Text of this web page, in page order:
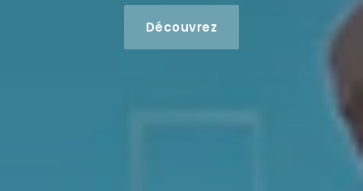
Découvrez